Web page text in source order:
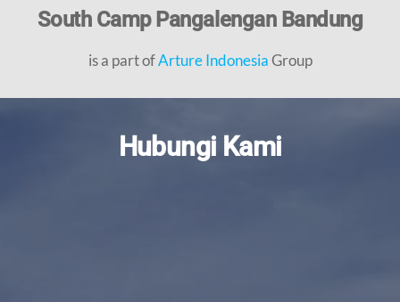
South Camp Pangalengan Bandung
is a part ofArture IndonesiaGroup
Hubungi Kami